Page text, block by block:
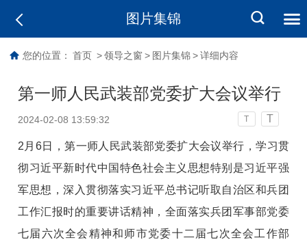
图片集锦
您的位置： 首页 > 领导之窗 > 图片集锦 > 详细内容
第一师人民武装部党委扩大会议举行
2024-02-08 13:59:32 T T
2月6日，第一师人民武装部党委扩大会议举行，学习贯
彻习近平新时代中国特色社会主义思想特别是习近平强
军思想，深入贯彻落实习近平总书记听取自治区和兵团
工作汇报时的重要讲话精神，全面落实兵团军事部党委
七届六次全会精神和师市党委十二届七次全会工作部